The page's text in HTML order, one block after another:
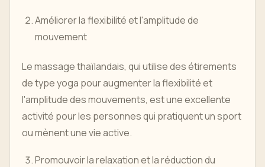
Améliorer la flexibilité et l'amplitude de
mouvement
Le massage thaïlandais, qui utilise des étirements
de type yoga pour augmenter la flexibilité et
l'amplitude des mouvements, est une excellente
activité pour les personnes qui pratiquent un sport
ou mènent une vie active.
Promouvoir la relaxation et la réduction du